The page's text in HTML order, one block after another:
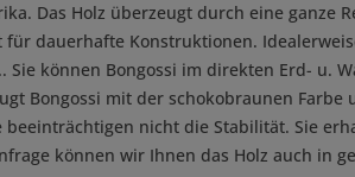
Das Holz überzeugt durch eine ganze
dauerhafte Konstruktionen.
können Bongossi im direkten Erd- u.
Bongossi mit der schokobraunen
nicht die Stabilität. Sie
können wir Ihnen das Holz auch in